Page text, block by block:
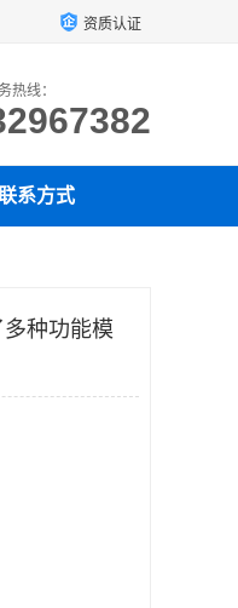
资质认证
热线：
系方式
种功能模